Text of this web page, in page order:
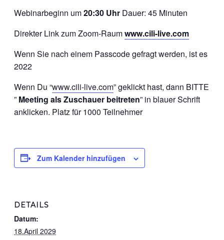
Webinarbeginn um20:30 Uhr Dauer: 45 Minuten
Direkter Link zum Zoom-Raumwww.cili-live.com
Wenn Sie nach einem Passcode gefragt werden, ist es
2022
Wenn Du “www.cili-live.com” geklickt hast, dann BITTE
” Meeting als Zuschauer beitreten” in blauer Schrift
anklicken. Platz für 1000 Teilnehmer
Zum Kalender hinzufügen
DETAILS
Datum:
18.April 2029